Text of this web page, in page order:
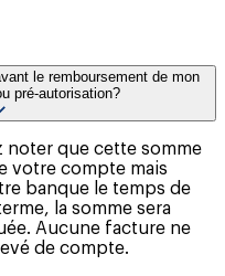
le remboursement de mon
pré-autorisation?
noter que cette somme
votre compte mais
banque le temps de
la somme sera
Aucune facture ne
de compte.